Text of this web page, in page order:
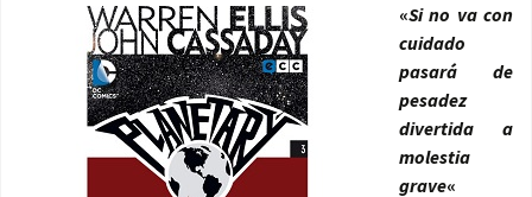
«Si no va con
cuidado
pasará de
pesadez
divertida a
molestia
grave«